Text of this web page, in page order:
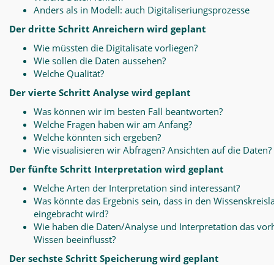
Anders als in Modell: auch Digitaliseriungsprozesse
Der dritte Schritt Anreichern wird geplant
Wie müssten die Digitalisate vorliegen?
Wie sollen die Daten aussehen?
Welche Qualität?
Der vierte Schritt Analyse wird geplant
Was können wir im besten Fall beantworten?
Welche Fragen haben wir am Anfang?
Welche könnten sich ergeben?
Wie visualisieren wir Abfragen? Ansichten auf die Daten?
Der fünfte Schritt Interpretation wird geplant
Welche Arten der Interpretation sind interessant?
Was könnte das Ergebnis sein, dass in den
eingebracht wird?
Wie haben die Daten/Analyse und Interpretation das
Wissen beeinflusst?
Der sechste Schritt Speicherung wird geplant